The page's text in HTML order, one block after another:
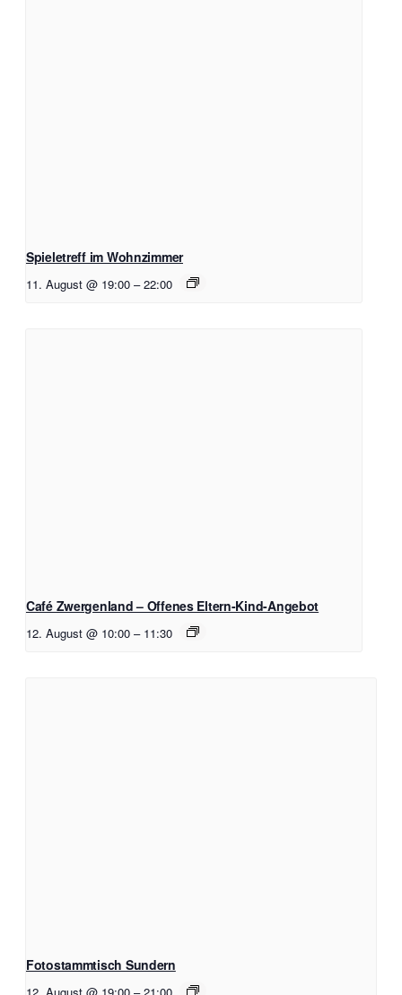
Spieletreff im Wohnzimmer
11. August @ 19:00 – 22:00
Café Zwergenland – Offenes Eltern-Kind-Angebot
12. August @ 10:00 – 11:30
Fotostammtisch Sundern